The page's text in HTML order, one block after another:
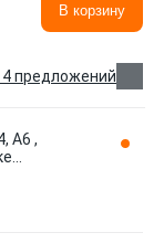
В корзину
предложений
A6 ,